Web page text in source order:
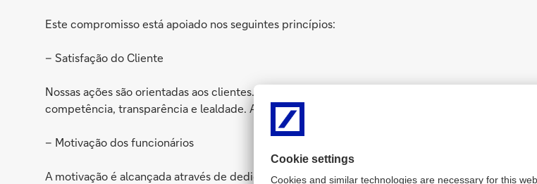
Este compromisso está apoiado nos seguintes princípios:
– Satisfação do Cliente
Nossas ações são orientadas aos clientes. Nossos clientes são o foco de tudo o que fazemos.
competência, transparência e lealdade. A satisfação de nossos clientes é a medida de nossa
– Motivação dos funcionários
A motivação é alcançada através de dedicação e criatividade na busca de resultados